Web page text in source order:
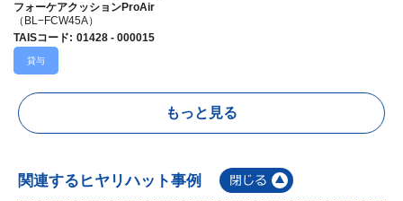
フォーケアクッションProAir
（BL−FCW45A）
TAISコード: 01428 - 000015
貸与
もっと見る
関連するヒヤリハット事例